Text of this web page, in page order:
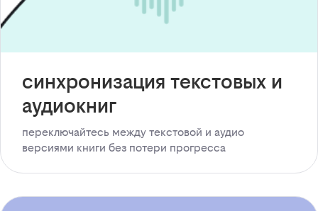
синхронизация текстовых и
аудиокниг
переключайтесь между текстовой и аудио
версиями книги без потери прогресса